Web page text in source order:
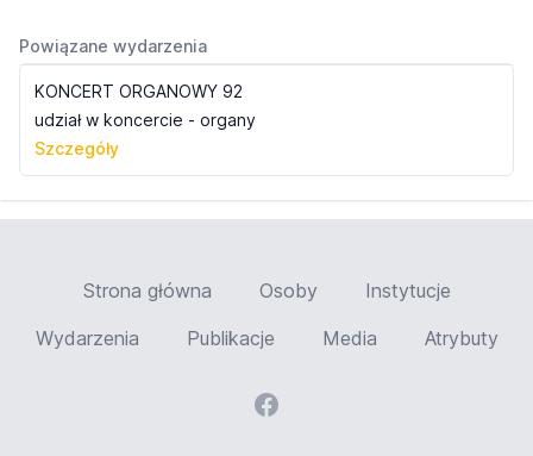
Powiązane wydarzenia
KONCERT ORGANOWY 92
udział w koncercie - organy
Szczegóły
Strona główna Osoby
Instytucje
Wydarzenia
Publikacje Media Atrybuty